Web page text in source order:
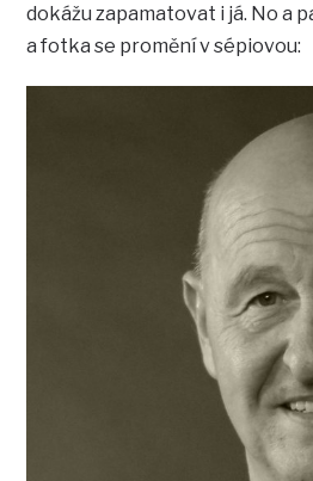
dokážu zapamatovat i já. No a
a fotka se promění v sépiovou: